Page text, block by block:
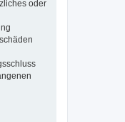
oder